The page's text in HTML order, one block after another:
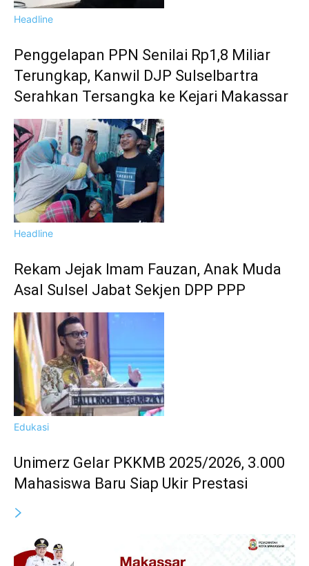
Headline
Penggelapan PPN Senilai Rp1,8 Miliar
Terungkap, Kanwil DJP Sulselbartra
Serahkan Tersangka ke Kejari Makassar
Headline
Rekam Jejak Imam Fauzan, Anak Muda
Asal Sulsel Jabat Sekjen DPP PPP
Edukasi
Unimerz Gelar PKKMB 2025/2026, 3.000
Mahasiswa Baru Siap Ukir Prestasi